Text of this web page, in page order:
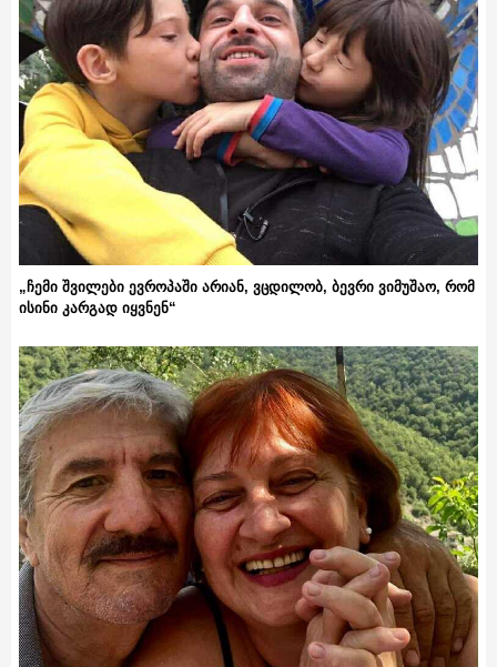
„ჩემი შვილები ევროპაში არიან, ვცდილობ, ბევრი ვიმუშაო, რომ
ისინი კარგად იყვნენ“